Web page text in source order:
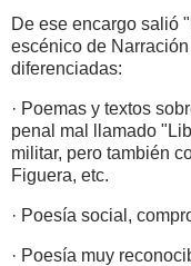
De ese encargo salió
escénico de
diferenciadas:
· Poemas y textos
penal mal llamado
militar, pero también
Figuera, etc.
· Poesía social,
· Poesía muy